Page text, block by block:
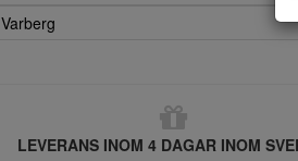
Varberg
LEVERANS INOM 4 DAGAR INOM